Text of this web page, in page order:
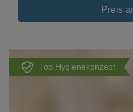
Preis
Top Hygienekonzept